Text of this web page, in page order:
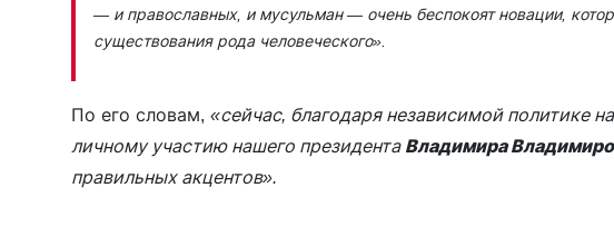
— и православных, и мусульман — очень беспокоят новации,
существования рода человеческого»
По его словам, «сейчас, благодаря независимой политике
личному участию нашего президента Владимира
правильных акцентов».